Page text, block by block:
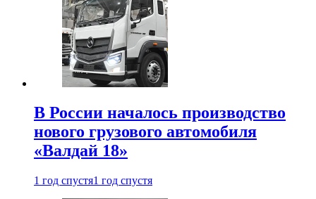
В России началось производство
нового грузового автомобиля
«Валдай 18»
1 год спустя1 год спустя